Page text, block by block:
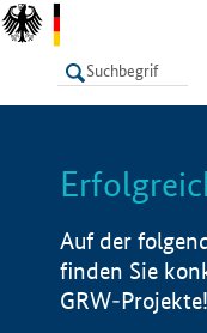
LISTE
Auf der
finden Sie
GRW-Projekte!